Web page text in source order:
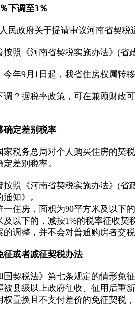
下调至3％
民政府关于提请审议河南省契
照《河南省契税实施办法》(省
年9月1日起，我省住房权属转
调？据税率政策，可在兼顾财政
确定差别税率
家税务总局对个人购买住房的契
差别税率。
按照《河南省契税实施办法》(
知》。
一住房，面积为90平方米及以下
及以下的，减按1%的税率征收契
调整，并不会对普通购房者交税
征或者减征契税办法
契税法》第七条规定的情形免
被县级以上政府征收、征用后
置换且不支付差价的免征契税